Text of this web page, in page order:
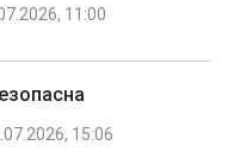
11:00
15:06